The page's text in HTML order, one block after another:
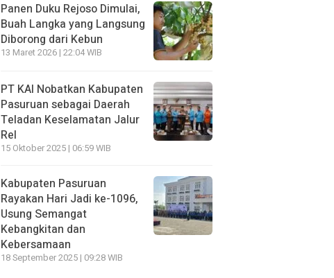
Panen Duku Rejoso Dimulai,
Buah Langka yang Langsung
Diborong dari Kebun
13 Maret 2026 | 22:04 WIB
PT KAI Nobatkan Kabupaten
Pasuruan sebagai Daerah
Teladan Keselamatan Jalur
Rel
15 Oktober 2025 | 06:59 WIB
Kabupaten Pasuruan
Rayakan Hari Jadi ke-1096,
Usung Semangat
Kebangkitan dan
Kebersamaan
18 September 2025 | 09:28 WIB